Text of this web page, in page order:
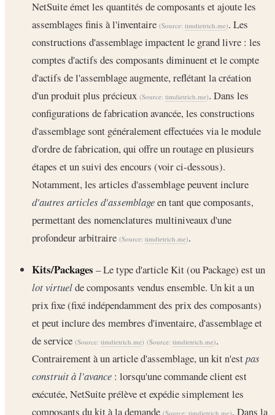
NetSuite émet les quantités de composants et ajoute les
assemblages finis à l'inventaire (Source: timdietrich.me). Les
constructions d'assemblage impactent le grand livre : les
comptes d'actifs des composants diminuent et le compte
d'actifs de l'assemblage augmente, reflétant la création
d'un produit plus précieux (Source: timdietrich.me). Dans les
configurations de fabrication avancée, les constructions
d'assemblage sont généralement effectuées via le module
d'ordre de fabrication, qui offre un routage en plusieurs
étapes et un suivi des encours (voir ci-dessous).
Notamment, les articles d'assemblage peuvent inclure
d'autres articles d'assemblageen tant que composants,
permettant des nomenclatures multiniveaux d'une
profondeur arbitraire (Source: timdietrich.me).
Kits/Packages – Le type d'article Kit (ou Package) est un
lot virtuelde composants vendus ensemble. Un kit a un
prix fixe (fixé indépendamment des prix des composants)
et peut inclure des membres d'inventaire, d'assemblage et
de service (Source: timdietrich.me) (Source: timdietrich.me).
Contrairement à un article d'assemblage, un kit n'estpas
construit à l'avance : lorsqu'une commande client est
exécutée, NetSuite prélève et expédie simplement les
composants du kit à la demande (Source: timdietrich.me). Dans la